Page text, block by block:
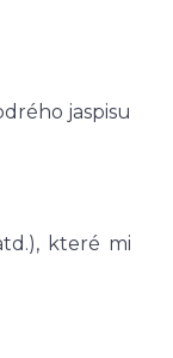
jaspisu
které mi